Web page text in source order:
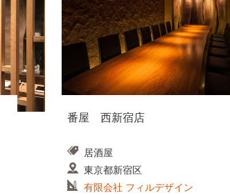
番屋 西新宿店
居酒屋
東京都新宿区
有限会社 フィルデザイン